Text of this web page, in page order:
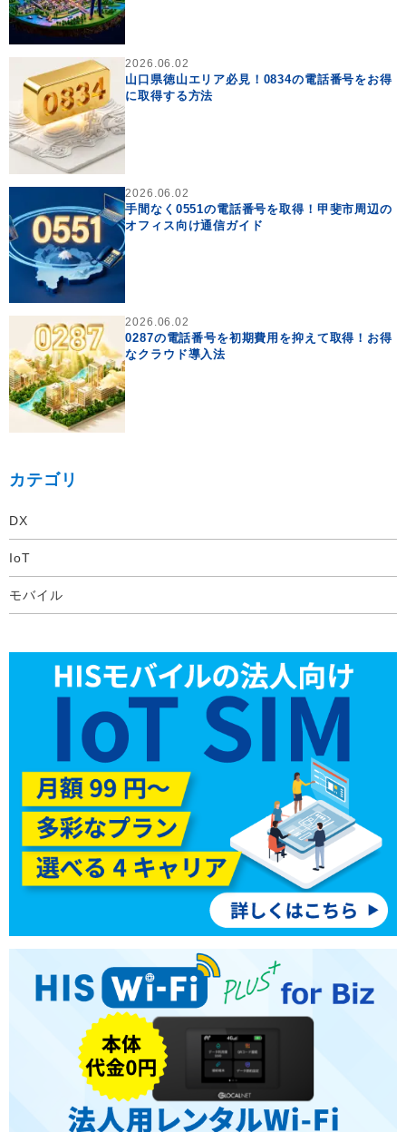
2026.06.02
山口県徳山エリア必見！0834の電話番号をお得
に取得する方法
2026.06.02
手間なく0551の電話番号を取得！甲斐市周辺の
オフィス向け通信ガイド
2026.06.02
0287の電話番号を初期費用を抑えて取得！お得
なクラウド導入法
カテゴリ
DX
IoT
モバイル